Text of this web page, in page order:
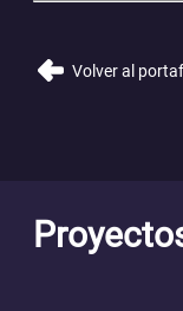
Volver al